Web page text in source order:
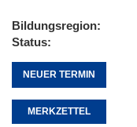
Bildungsregion
Status
NEUER TERMIN
MERKZETTEL